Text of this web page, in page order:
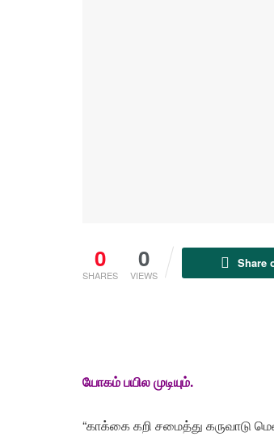
0
SHARES
0
VIEWS
Share
யோகம் பயில முடியும்.
“காக்கை கறி சமைத்து கருவாடு